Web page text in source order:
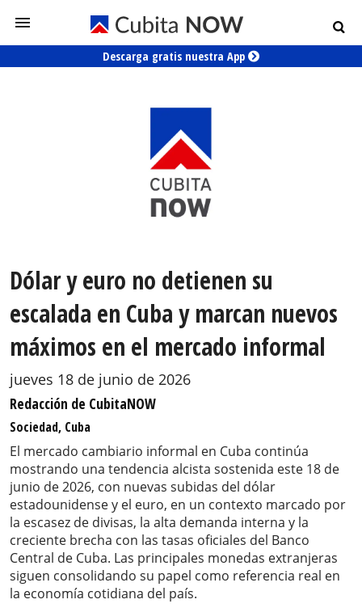
Descarga gratis nuestra App
Dólar y euro no detienen su
escalada en Cuba y marcan nuevos
máximos en el mercado informal
jueves 18 de junio de 2026
Redacción de CubitaNOW
Sociedad, Cuba
El mercado cambiario informal en Cuba continúa
mostrando una tendencia alcista sostenida este 18 de
junio de 2026, con nuevas subidas del dólar
estadounidense y el euro, en un contexto marcado por
la escasez de divisas, la alta demanda interna y la
creciente brecha con las tasas oficiales del Banco
Central de Cuba. Las principales monedas extranjeras
siguen consolidando su papel como referencia real en
la economía cotidiana del país.